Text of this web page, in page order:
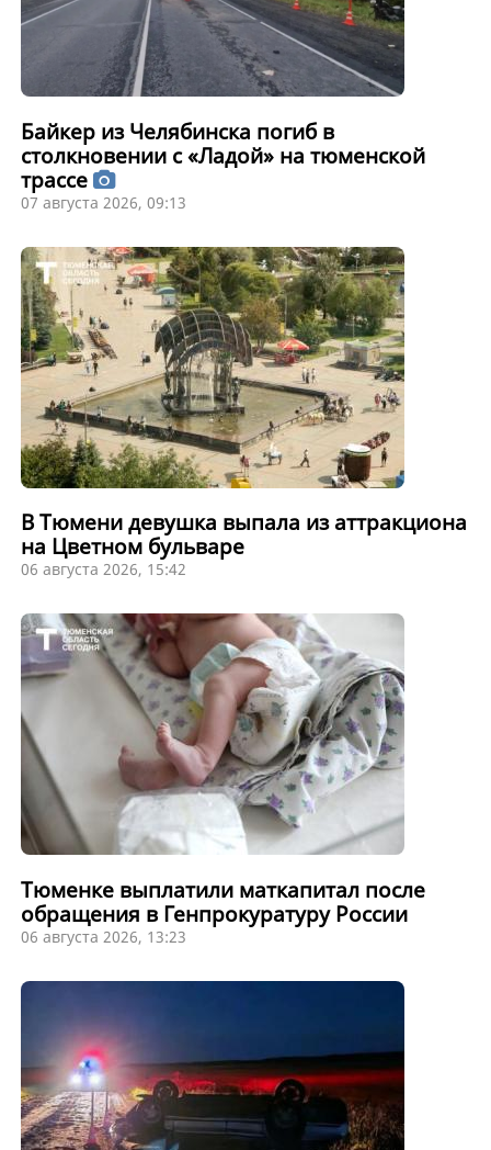
Байкер из Челябинска погиб в
столкновении с «Ладой» на тюменской
трассе
07 августа 2026, 09:13
В Тюмени девушка выпала из аттракциона
на Цветном бульваре
06 августа 2026, 15:42
Тюменке выплатили маткапитал после
обращения в Генпрокуратуру России
06 августа 2026, 13:23